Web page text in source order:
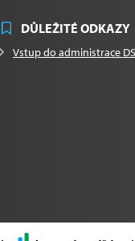
DŮLEŽITÉ ODKAZY
Vstup do administrace